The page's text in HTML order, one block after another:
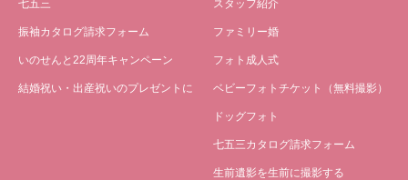
七五三
振袖カタログ請求フォーム
いのせんと22周年キャンペーン
結婚祝い・出産祝いのプレゼントに
スタッフ紹介
ファミリー婚
フォト成人式
ベビーフォトチケット（無料撮影）
ドッグフォト
七五三カタログ請求フォーム
生前遺影を生前に撮影する